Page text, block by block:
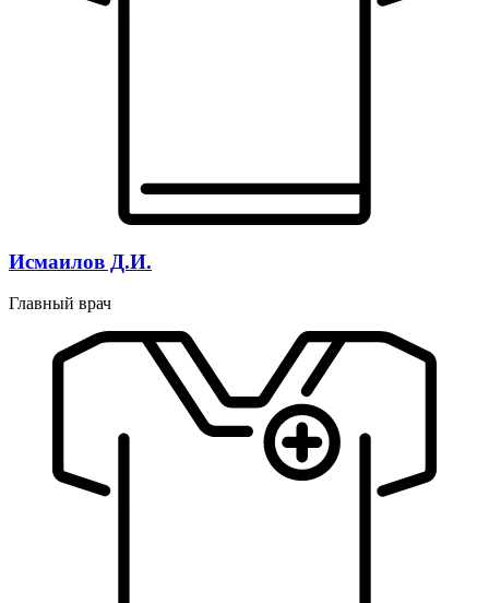
Исмаилов Д.И.
Главный врач